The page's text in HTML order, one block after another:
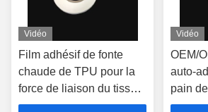
Vidéo
Film adhésif de fonte
chaude de TPU pour la
force de liaison du tissu
de textile 0.1mm 0.12mm
Vidéo
OEM/
auto-
pain
de